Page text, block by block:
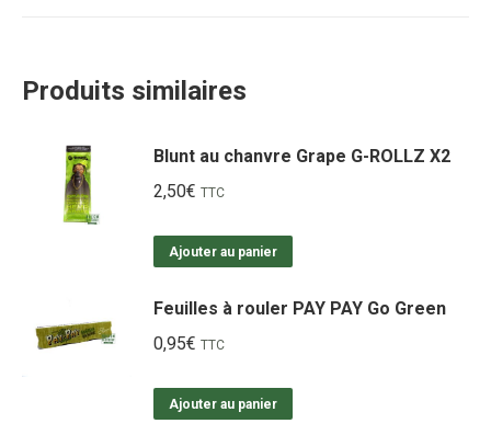
Produits similaires
Blunt au chanvre Grape G-ROLLZ X2
2,50€ TTC
Ajouter au panier
Feuilles à rouler PAY PAY Go Green
0,95€ TTC
Ajouter au panier